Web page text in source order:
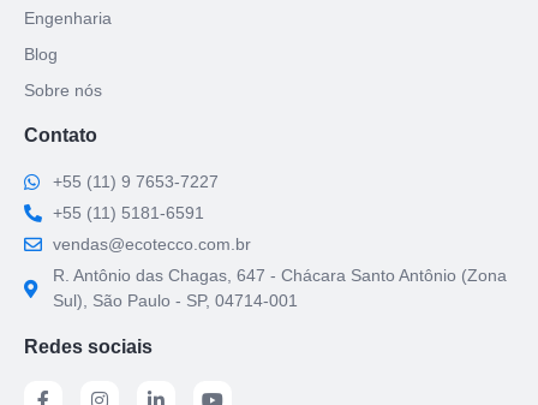
Engenharia
Blog
Sobre nós
Contato
+55 (11) 9 7653-7227
+55 (11) 5181-6591
vendas@ecotecco.com.br
R. Antônio das Chagas, 647 - Chácara Santo Antônio (Zona
Sul), São Paulo - SP, 04714-001
Redes sociais